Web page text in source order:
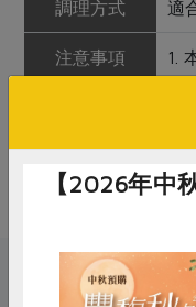
調理方式 適
注意事項
1.
物
【2026年中